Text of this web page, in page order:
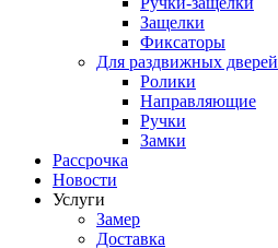
Защелки
Фиксаторы
Для раздвижных дверей
Ролики
Направляющие
Ручки
Замки
Рассрочка
Новости
Услуги
Замер
Доставка